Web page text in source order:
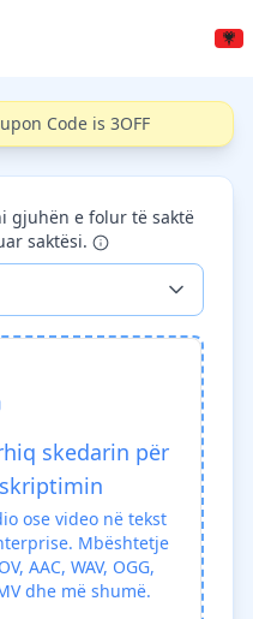
Code is 3OFF
gjuhën e folur të saktë
saktësi.
skedarin për
ose video në tekst
Mbështetje
AAC, WAV, OGG,
dhe më shumë.